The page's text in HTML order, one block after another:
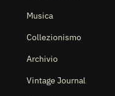
Musica
Collezionismo
Archivio
Vintage Journal